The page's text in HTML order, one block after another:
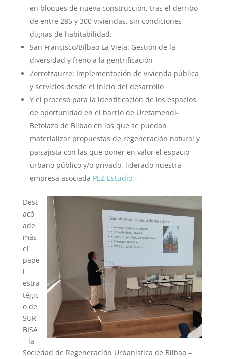
en bloques de nueva construcción, tras el derribo
de entre 285 y 300 viviendas, sin condiciones
dignas de habitabilidad.
San Francisco/Bilbao La Vieja: Gestión de la
diversidad y freno a la gentrificación
Zorrotzaurre: Implementación de vivienda pública
y servicios desde el inicio del desarrollo
Y el proceso para la identificación de los espacios
de oportunidad en el barrio de Uretamendi-
Betolaza de Bilbao en los que se puedan
materializar propuestas de regeneración natural y
paisajista con las que poner en valor el espacio
urbano público y/o privado, liderado nuestra
empresa asociada PEZ Estudio.
Dest
acó
ade
más
el
pape
l
estra
tégic
o de
SUR
BISA
– la
Sociedad de Regeneración Urbanística de Bilbao –